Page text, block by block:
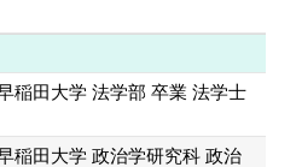
稲田大学 法学部 卒業 法学士
稲田大学 政治学研究科 政治